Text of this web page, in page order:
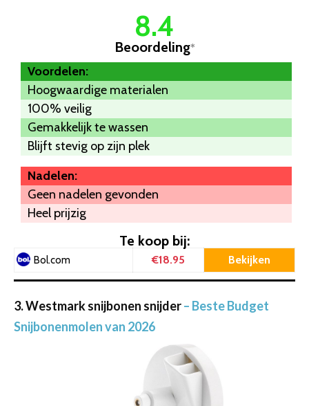
8.4
Beoordeling*
Voordelen:
Hoogwaardige materialen
100% veilig
Gemakkelijk te wassen
Blijft stevig op zijn plek
Nadelen:
Geen nadelen gevonden
Heel prijzig
Te koop bij:
Bol.com €18.95 Bekijken
3. Westmark snijbonen snijder– Beste Budget
Snijbonenmolen van 2026